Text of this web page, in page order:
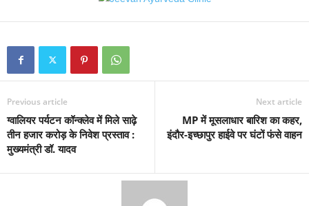
Previous article
ग्वालियर पर्यटन कॉन्क्लेव में मिले साढ़े
तीन हजार करोड़ के निवेश प्रस्ताव :
मुख्यमंत्री डॉ. यादव
Next article
MP में मूसलाधार बारिश का कहर,
इंदौर-इच्छापुर हाईवे पर घंटों फंसे वाहन